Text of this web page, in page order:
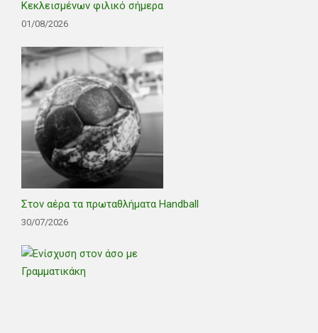
Κεκλεισμένων φιλικό σήμερα
01/08/2026
Στον αέρα τα πρωταθλήματα Handball
30/07/2026